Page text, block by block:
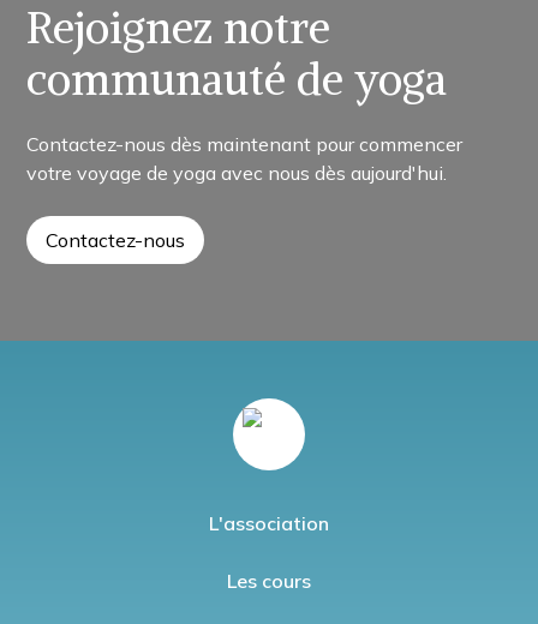
Rejoignez notre
communauté de yoga
Contactez-nous dès maintenant pour commencer
votre voyage de yoga avec nous dès aujourd'hui.
Contactez-nous
L'association
Les cours